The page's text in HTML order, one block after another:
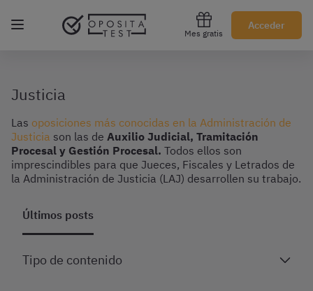
Mes gratis
Acceder
Regístrate gratis
Justicia
Las oposiciones más conocidas en la Administración de
Justicia son las de Auxilio Judicial, Tramitación
Procesal y Gestión Procesal. Todos ellos son
imprescindibles para que Jueces, Fiscales y Letrados de
la Administración de Justicia (LAJ) desarrollen su trabajo.
Últimos posts
Tipo de contenido